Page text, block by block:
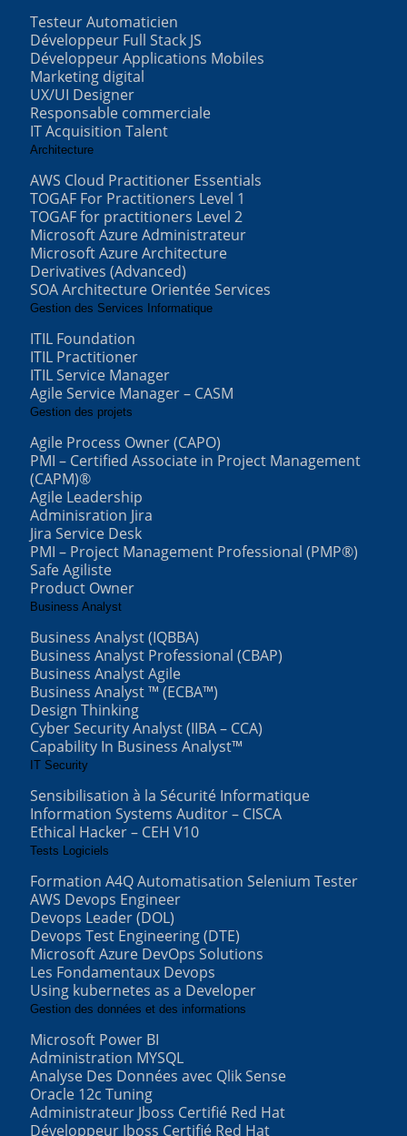
Testeur Automaticien
Développeur Full Stack JS
Développeur Applications Mobiles
Marketing digital
UX/UI Designer
Responsable commerciale
IT Acquisition Talent
Architecture
AWS Cloud Practitioner Essentials
TOGAF For Practitioners Level 1
TOGAF for practitioners Level 2
Microsoft Azure Administrateur
Microsoft Azure Architecture
Derivatives (Advanced)
SOA Architecture Orientée Services
Gestion des Services Informatique
ITIL Foundation
ITIL Practitioner
ITIL Service Manager
Agile Service Manager – CASM
Gestion des projets
Agile Process Owner (CAPO)
PMI – Certified Associate in Project Management
(CAPM)®
Agile Leadership
Adminisration Jira
Jira Service Desk
PMI – Project Management Professional (PMP®)
Safe Agiliste
Product Owner
Business Analyst
Business Analyst (IQBBA)
Business Analyst Professional (CBAP)
Business Analyst Agile
Business Analyst ™ (ECBA™)
Design Thinking
Cyber Security Analyst (IIBA – CCA)
Capability In Business Analyst™
IT Security
Sensibilisation à la Sécurité Informatique
Information Systems Auditor – CISCA
Ethical Hacker – CEH V10
Tests Logiciels
Formation A4Q Automatisation Selenium Tester
AWS Devops Engineer
Devops Leader (DOL)
Devops Test Engineering (DTE)
Microsoft Azure DevOps Solutions
Les Fondamentaux Devops
Using kubernetes as a Developer
Gestion des données et des informations
Microsoft Power BI
Administration MYSQL
Analyse Des Données avec Qlik Sense
Oracle 12c Tuning
Administrateur Jboss Certifié Red Hat
Développeur Jboss Certifié Red Hat